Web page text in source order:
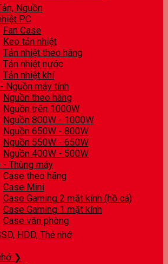
Nguồn
PC
Fan Case
Keo tản nhiệt
Tản nhiệt theo hãng
Tản nhiệt nước
Tản nhiệt khí
Nguồn máy tính
Nguồn theo hãng
Nguồn trên 1000W
Nguồn 800W - 1000W
Nguồn 650W - 800W
Nguồn 550W - 650W
Nguồn 400W - 500W
- Thùng máy
Case theo hãng
Case Mini
Case Gaming 2 mặt kính (hồ cá)
Case Gaming 1 mặt kính
Case văn phòng
HDD, Thẻ nhớ
❯